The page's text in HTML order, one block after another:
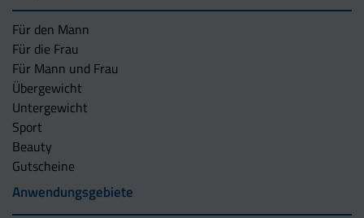
Für den Mann
Für die Frau
Für Mann und Frau
Übergewicht
Untergewicht
Sport
Beauty
Gutscheine
Anwendungsgebiete